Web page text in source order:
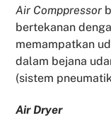
Air Comppressor
bertekanan
memampatkan
dalam bejana
(sistem
Air Dryer